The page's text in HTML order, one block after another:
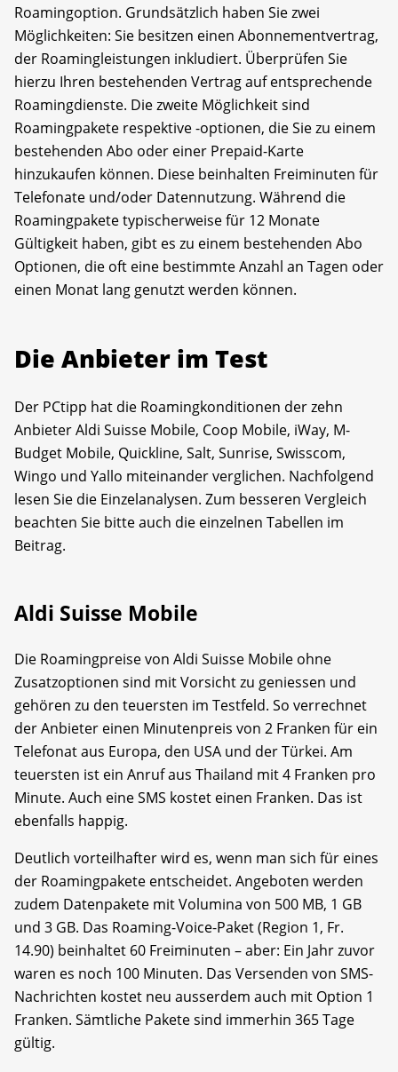
Roamingoption. Grundsätzlich haben Sie zwei
Möglichkeiten: Sie besitzen einen Abonnementvertrag,
der Roamingleistungen inkludiert. Überprüfen Sie
hierzu Ihren bestehenden Vertrag auf entsprechende
Roamingdienste. Die zweite Möglichkeit sind
Roamingpakete respektive -optionen, die Sie zu einem
bestehenden Abo oder einer Prepaid-Karte
hinzukaufen können. Diese beinhalten Freiminuten für
Telefonate und/oder Datennutzung. Während die
Roamingpakete typischerweise für 12 Monate
Gültigkeit haben, gibt es zu einem bestehenden Abo
Optionen, die oft eine bestimmte Anzahl an Tagen oder
einen Monat lang genutzt werden können.
Die Anbieter im Test
Der PCtipp hat die Roamingkonditionen der zehn
Anbieter Aldi Suisse Mobile, Coop Mobile, iWay, M-
Budget Mobile, Quickline, Salt, Sunrise, Swisscom,
Wingo und Yallo miteinander verglichen. Nachfolgend
lesen Sie die Einzelanalysen. Zum besseren Vergleich
beachten Sie bitte auch die einzelnen Tabellen im
Beitrag.
Aldi Suisse Mobile
Die Roamingpreise von Aldi Suisse Mobile ohne
Zusatzoptionen sind mit Vorsicht zu geniessen und
gehören zu den teuersten im Testfeld. So verrechnet
der Anbieter einen Minutenpreis von 2 Franken für ein
Telefonat aus Europa, den USA und der Türkei. Am
teuersten ist ein Anruf aus Thailand mit 4 Franken pro
Minute. Auch eine SMS kostet einen Franken. Das ist
ebenfalls happig.
Deutlich vorteilhafter wird es, wenn man sich für eines
der Roamingpakete entscheidet. Angeboten werden
zudem Datenpakete mit Volumina von 500 MB, 1 GB
und 3 GB. Das Roaming-Voice-Paket (Region 1, Fr.
14.90) beinhaltet 60 Freiminuten – aber: Ein Jahr zuvor
waren es noch 100 Minuten. Das Versenden von SMS-
Nachrichten kostet neu ausserdem auch mit Option 1
Franken. Sämtliche Pakete sind immerhin 365 Tage
gültig.